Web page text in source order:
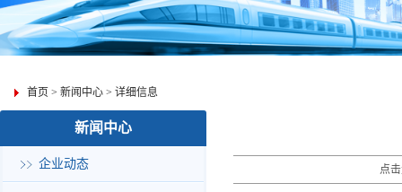
首页 > 新闻中心 > 详细信息
新闻中心
企业动态 点